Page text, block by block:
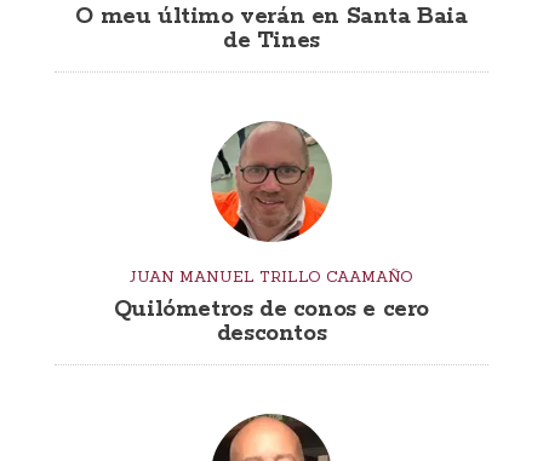
O meu último verán en Santa Baia
de Tines
JUAN MANUEL TRILLO CAAMAÑO
Quilómetros de conos e cero
descontos